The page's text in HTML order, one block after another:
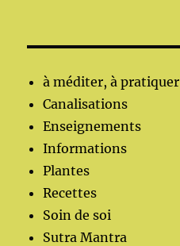
à méditer, à pratiquer
Canalisations
Enseignements
Informations
Plantes
Recettes
Soin de soi
Sutra Mantra